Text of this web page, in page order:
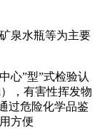
泉水瓶等为主要
心”型”式检验认
，有害性挥发物
过危险化学品鉴
方便